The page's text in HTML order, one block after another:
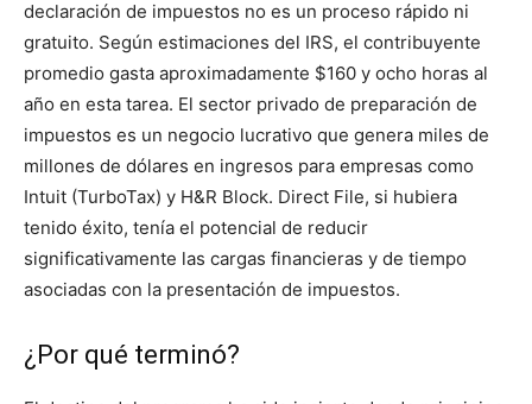
declaración de impuestos no es un proceso rápido ni
gratuito. Según estimaciones del IRS, el contribuyente
promedio gasta aproximadamente $160 y ocho horas al
año en esta tarea. El sector privado de preparación de
impuestos es un negocio lucrativo que genera miles de
millones de dólares en ingresos para empresas como
Intuit (TurboTax) y H&R Block. Direct File, si hubiera
tenido éxito, tenía el potencial de reducir
significativamente las cargas financieras y de tiempo
asociadas con la presentación de impuestos.
¿Por qué terminó?